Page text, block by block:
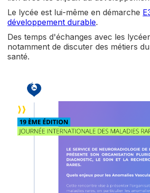
Le lycée est lui-même en démarche
développement durable.
Des temps d'échanges avec les
notamment de discuter des métiers
santé.